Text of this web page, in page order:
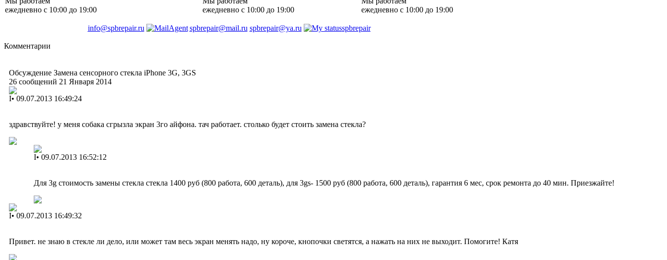
ежедневно с 10:00 до 19:00
ежедневно с 10:00 до 19:00
ежедневно с 10:00 до 19:00
info@spbrepair.ru spbrepair@mail.ru spbrepair@ya.ru spbrepair
Комментарии
Обсуждение Замена сенсорного стекла iPhone 3G, 3GS
26 сообщений 21 Января 2014
I• 09.07.2013 16:49:24
здравствуйте! у меня собака сгрызла экран 3го айфона. тач работает. столько будет стоить замена стекла?
I• 09.07.2013 16:52:12
Для 3g стоимость замены стекла стекла 1400 руб (800 работа, 600 деталь), для 3gs- 1500 руб (800 работа, 600 деталь), гарантия 6 мес, срок ремонта до 40 мин. Приезжайте!
I• 09.07.2013 16:49:32
Привет. не знаю в стекле ли дело, или может там весь экран менять надо, ну короче, кнопочки светятся, а нажать на них не выходит. Помогите! Катя